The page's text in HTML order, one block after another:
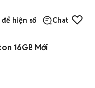
để hiện số Chat
16GB Mới